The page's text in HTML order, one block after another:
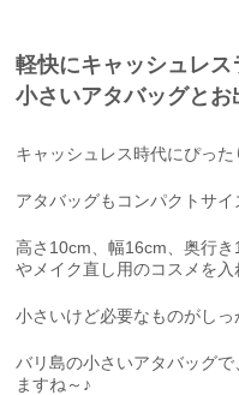
軽快にキャッシュレス
小さいアタバッグと
キャッシュレス時代にぴった
アタバッグもコンパクトサイ
高さ10cm、幅16cm、奥行
やメイク直し用のコスメを入
小さいけど必要なものがしっ
バリ島の小さいアタバッグ
ますね～♪